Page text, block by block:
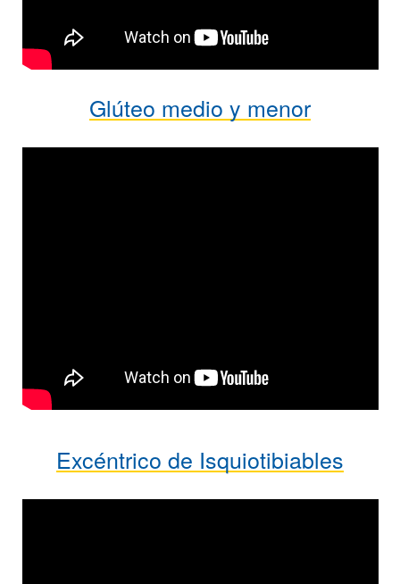
Glúteo medio y menor
Excéntrico de Isquiotibiables